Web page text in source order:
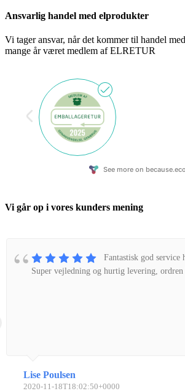
Ansvarlig handel med elprodukter
Vi tager ansvar, når det kommer til handel
mange år været medlem af ELRETUR
Vi går op i vores kunders mening
Fantastisk god service
Super vejledning og hurtig levering, ordren
Lise Poulsen
2020-11-18T18:02:50+0000